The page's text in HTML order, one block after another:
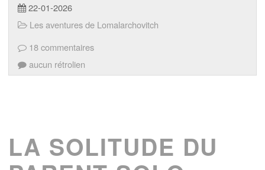
22-01-2026
Les aventures de Lomalarchovitch
18 commentaires
aucun rétrolien
LA SOLITUDE DU